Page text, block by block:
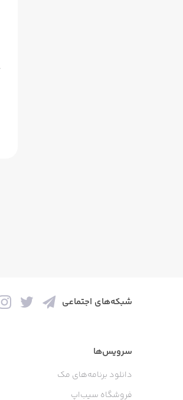
شبکه‌های اجتماعی
سرویس‌ها
دانلود برنامه‌های مک
فروشگاه سیب‌اپ